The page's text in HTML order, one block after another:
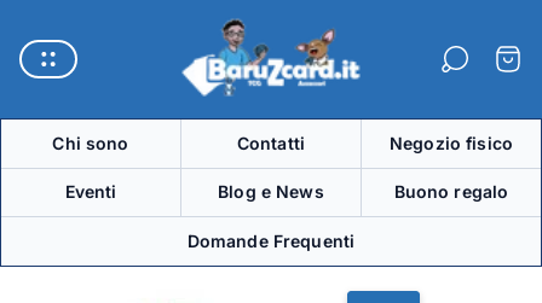
del
negozio"
Chi sono Contatti Negozio fisico
Eventi Blog e News Buono regalo
Domande Frequenti